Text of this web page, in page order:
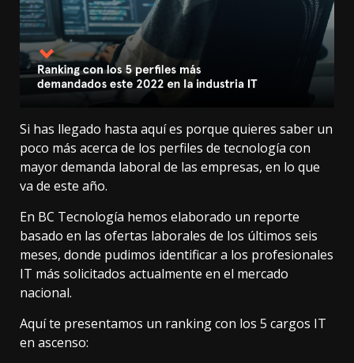
Si has llegado hasta aquí es porque quieres saber un
poco más acerca de los perfiles de tecnología con
mayor demanda laboral de las empresas, en lo que
va de este año.
En BC Tecnología hemos elaborado un reporte
basado en las ofertas laborales de los últimos seis
meses, donde pudimos identificar a los profesionales
IT más solicitados actualmente en el mercado
nacional.
Aquí te presentamos un ranking con los 5 cargos IT
en ascenso: